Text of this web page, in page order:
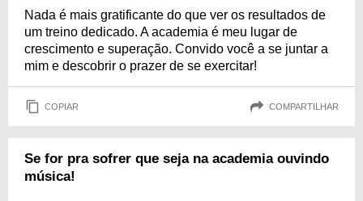
Nada é mais gratificante do que ver os resultados de
um treino dedicado. A academia é meu lugar de
crescimento e superação. Convido você a se juntar a
mim e descobrir o prazer de se exercitar!
COPIAR COMPARTILHAR
Se for pra sofrer que seja na academia ouvindo
música!